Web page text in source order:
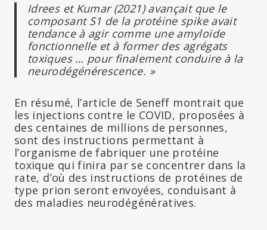
Idrees et Kumar (2021) avançait que le
composant S1 de la protéine spike avait
tendance à agir comme une amyloïde
fonctionnelle et à former des agrégats
toxiques … pour finalement conduire à la
neurodégénérescence. »
En résumé, l’article de Seneff montrait que
les injections contre le COVID, proposées à
des centaines de millions de personnes,
sont des instructions permettant à
l’organisme de fabriquer une protéine
toxique qui finira par se concentrer dans la
rate, d’où des instructions de protéines de
type prion seront envoyées, conduisant à
des maladies neurodégénératives.